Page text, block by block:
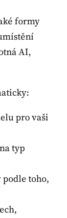
formy
AI,
pro vaši
typ
toho,